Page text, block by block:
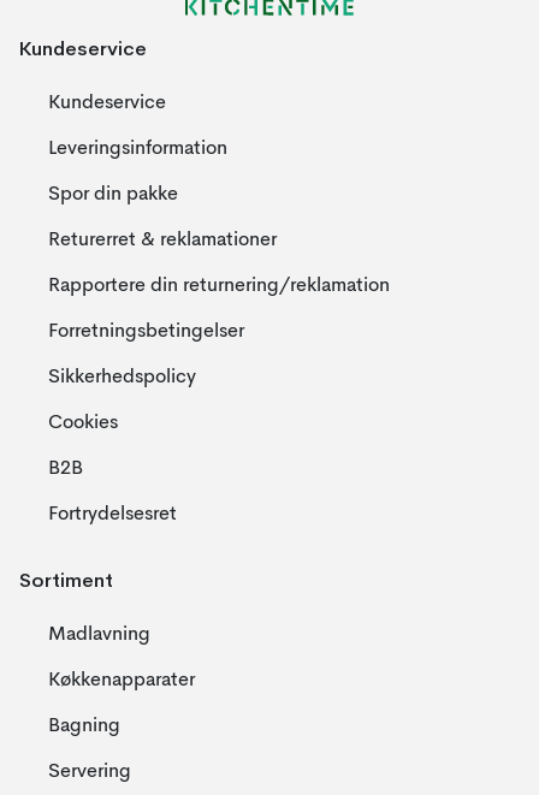
Kundeservice
Kundeservice
Leveringsinformation
Spor din pakke
Returerret & reklamationer
Rapportere din returnering/reklamation
Forretningsbetingelser
Sikkerhedspolicy
Cookies
B2B
Fortrydelsesret
Sortiment
Madlavning
Køkkenapparater
Bagning
Servering